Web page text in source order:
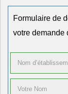
Formulaire de
votre demande